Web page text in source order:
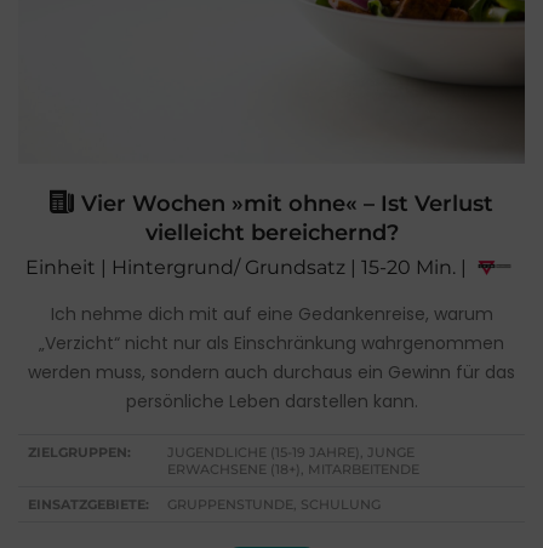
Vier Wochen »mit ohne« – Ist Verlust
vielleicht bereichernd?
Einheit | Hintergrund/ Grundsatz | 15-20 Min. |
Ich nehme dich mit auf eine Gedankenreise, warum
„Verzicht“ nicht nur als Einschränkung wahrgenommen
werden muss, sondern auch durchaus ein Gewinn für das
persönliche Leben darstellen kann.
ZIELGRUPPEN:
JUGENDLICHE (15-19 JAHRE), JUNGE
ERWACHSENE (18+), MITARBEITENDE
EINSATZGEBIETE: GRUPPENSTUNDE, SCHULUNG